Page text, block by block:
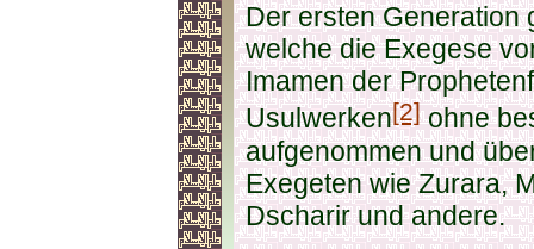
Der ersten Generation
welche die Exegese
Imamen der
Usulwerken[2]ohne
aufgenommen und
Exegeten wie Zurara,
Dscharir und andere.